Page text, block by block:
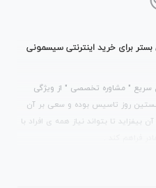
برای خرید اینترنتی سیسمونی
سریع " مشاوره تخصصی " از ویژگی
روز تاسیس بوده و سعی بر آن
بیفزاید تا بتواند نیاز همه ی افراد با